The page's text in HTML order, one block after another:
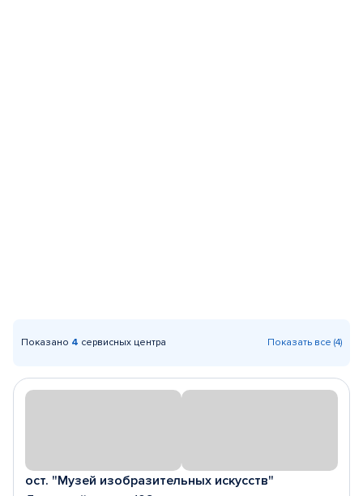
Показано 4 сервисных центра Показать все (4)
ост. "Музей изобразительных искусств"